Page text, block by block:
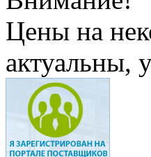
Цены на
актуальны,